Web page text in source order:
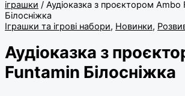
іграшки / Аудіоказка з проєктором Ambo
Білосніжка
Іграшки та ігрові набори, Новинки,
Аудіоказка з
Funtamin Білосніжка